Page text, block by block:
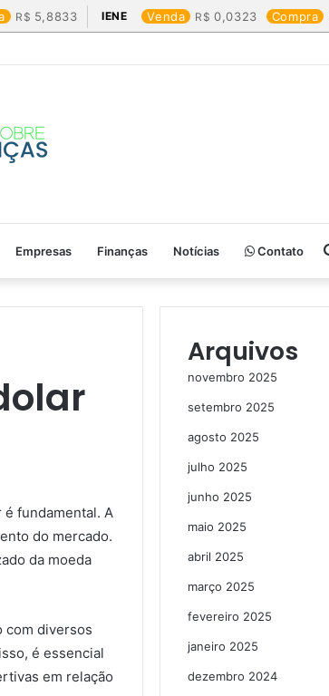
5,8833 IENE Venda 0,0323 Compra
Empresas Finanças Notícias Contato
é fundamental. A
do mercado.
da moeda
com diversos
é essencial
em relação
Arquivos
novembro 2025
setembro 2025
agosto 2025
julho 2025
junho 2025
maio 2025
abril 2025
março 2025
fevereiro 2025
janeiro 2025
dezembro 2024